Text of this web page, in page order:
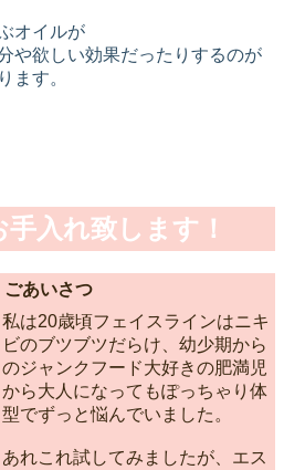
オイルが
や欲しい効果だったりするのが
ます。
入れ致します！
ごあいさつ
私は20歳頃フェイスラインはニキ
ビのブツブツだらけ、幼少期から
のジャンクフード大好きの肥満児
から大人になってもぽっちゃり体
型でずっと悩んでいました。
あれこれ試してみましたが、エス